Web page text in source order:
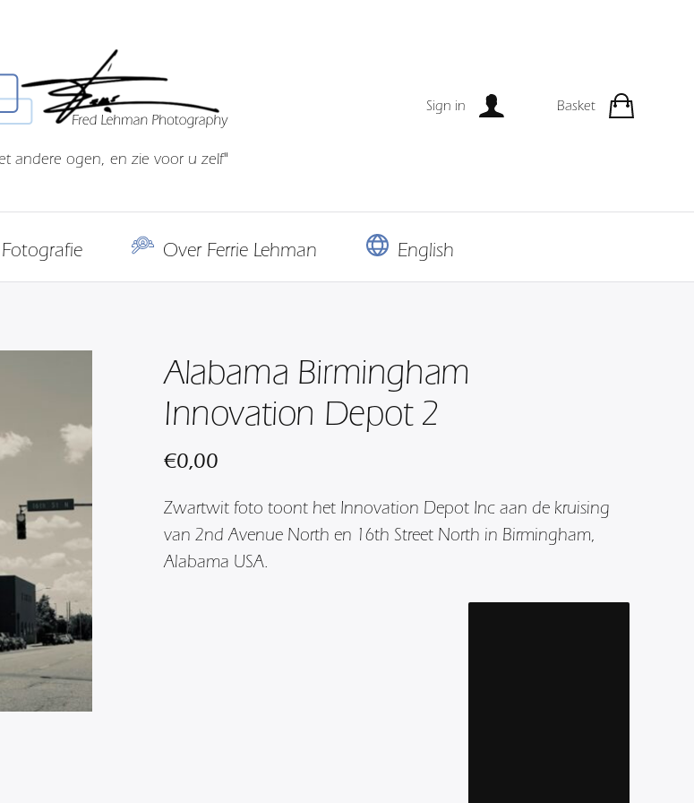
andere ogen, en zie voor u zelf"
Sign in Basket
Fotografie Over Ferrie Lehman English
Alabama Birmingham
Innovation Depot 2
€0,00
Zwartwit foto toont het Innovation Depot Inc aan de kruising
van 2nd Avenue North en 16th Street North in Birmingham,
Alabama USA.